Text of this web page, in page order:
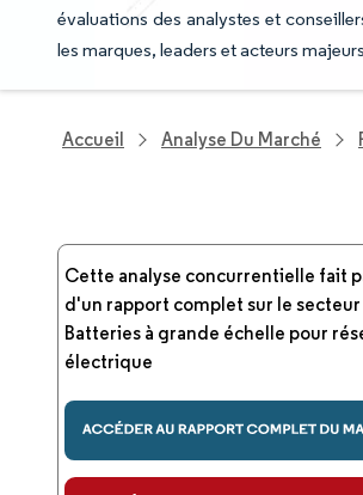
évaluations des analystes et
les marques, leaders et acteurs
Accueil Analyse Du Marché
Cette analyse concurrentielle fait
d'un rapport complet sur le secteur
Batteries à grande échelle pour
électrique